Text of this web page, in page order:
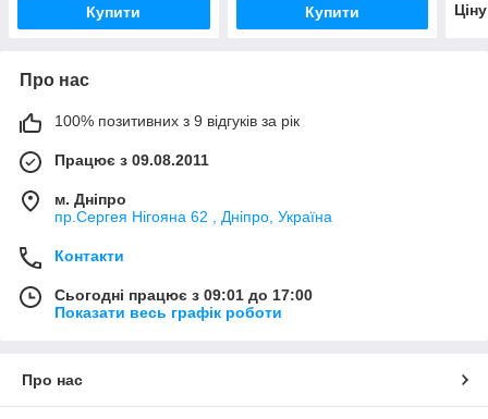
Купити Купити
Про нас
100% позитивних з 9 відгуків за рік
Працює з 09.08.2011
м. Дніпро
пр.Сергея Нігояна 62 , Дніпро, Україна
Контакти
Сьогодні працює з 09:01 до 17:00
Показати весь графік роботи
Про нас